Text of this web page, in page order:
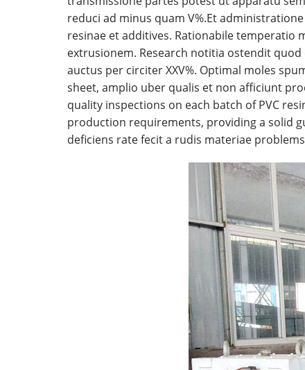
reduci ad minus quam V%.Et
resinae et additives. Rationabile
extrusionem. Research notitia ostendit
auctus per circiter XXV%. Optimal moles
sheet, amplio uber qualis et non afficiunt
quality inspections on each batch of PVC
production requirements, providing a solid
deficiens rate fecit a rudis materiae